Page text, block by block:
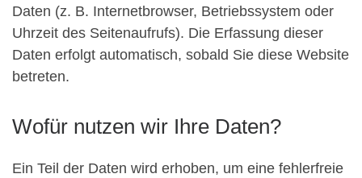
Daten (z. B. Internetbrowser, Betriebssystem oder
Uhrzeit des Seitenaufrufs). Die Erfassung dieser
Daten erfolgt automatisch, sobald Sie diese Website
betreten.
Wofür nutzen wir Ihre Daten?
Ein Teil der Daten wird erhoben, um eine fehlerfreie